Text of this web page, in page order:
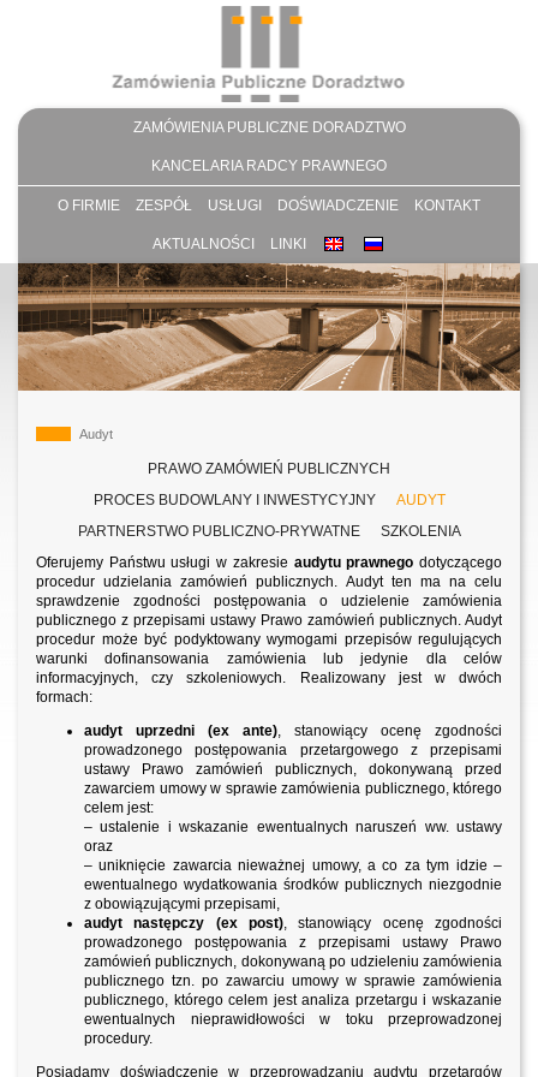
ZAMÓWIENIA PUBLICZNE DORADZTWO
KANCELARIA RADCY PRAWNEGO
O FIRMIE ZESPÓŁ USŁUGI DOŚWIADCZENIE KONTAKT
AKTUALNOŚCI LINKI
Audyt
PRAWO ZAMÓWIEŃ PUBLICZNYCH
PROCES BUDOWLANY I INWESTYCYJNY
AUDYT
PARTNERSTWO PUBLICZNO-PRYWATNE
SZKOLENIA
Oferujemy Państwu usługi w zakresie audytu prawnego dotyczącego
procedur udzielania zamówień publicznych. Audyt ten ma na celu
sprawdzenie zgodności postępowania o udzielenie zamówienia
publicznego z przepisami ustawy Prawo zamówień publicznych. Audyt
procedur może być podyktowany wymogami przepisów regulujących
warunki dofinansowania zamówienia lub jedynie dla celów
informacyjnych, czy szkoleniowych. Realizowany jest w dwóch
formach:
audyt uprzedni (ex ante), stanowiący ocenę zgodności
prowadzonego postępowania przetargowego z przepisami
ustawy Prawo zamówień publicznych, dokonywaną przed
zawarciem umowy w sprawie zamówienia publicznego, którego
celem jest:
– ustalenie i wskazanie ewentualnych naruszeń ww. ustawy
oraz
– uniknięcie zawarcia nieważnej umowy, a co za tym idzie –
ewentualnego wydatkowania środków publicznych niezgodnie
z obowiązującymi przepisami,
audyt następczy (ex post), stanowiący ocenę zgodności
prowadzonego postępowania z przepisami ustawy Prawo
zamówień publicznych, dokonywaną po udzieleniu zamówienia
publicznego tzn. po zawarciu umowy w sprawie zamówienia
publicznego, którego celem jest analiza przetargu i wskazanie
ewentualnych nieprawidłowości w toku przeprowadzonej
procedury.
Posiadamy doświadczenie w przeprowadzaniu audytu przetargów